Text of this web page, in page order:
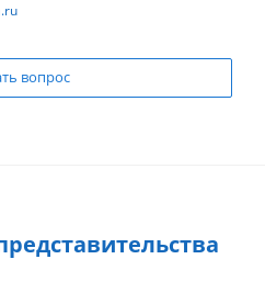
вопрос